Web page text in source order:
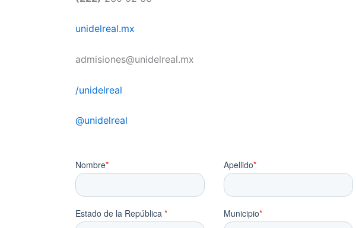
unidelreal.mx
admisiones@unidelreal.mx
/unidelreal
@unidelreal